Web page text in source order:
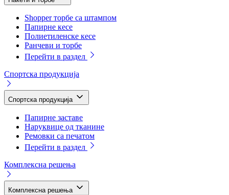
Shopper торбе са штампом
Папирне кесе
Полиетиленске кесе
Ранчеви и торбе
Перейти в раздел
Спортска продукција
Спортска продукција
Папирне заставе
Наруквице од тканине
Ремовки са печатом
Перейти в раздел
Комплексна решења
Комплексна решења